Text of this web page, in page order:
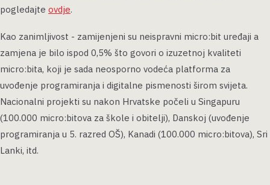
pogledajte ovdje.
Kao zanimljivost - zamijenjeni su neispravni micro:bit uređaji a
zamjena je bilo ispod 0,5% što govori o izuzetnoj kvaliteti
micro:bita, koji je sada neosporno vodeća platforma za
uvođenje programiranja i digitalne pismenosti širom svijeta.
Nacionalni projekti su nakon Hrvatske počeli u Singapuru
(100.000 micro:bitova za škole i obitelji), Danskoj (uvođenje
programiranja u 5. razred OŠ), Kanadi (100.000 micro:bitova), Sri
Lanki, itd.